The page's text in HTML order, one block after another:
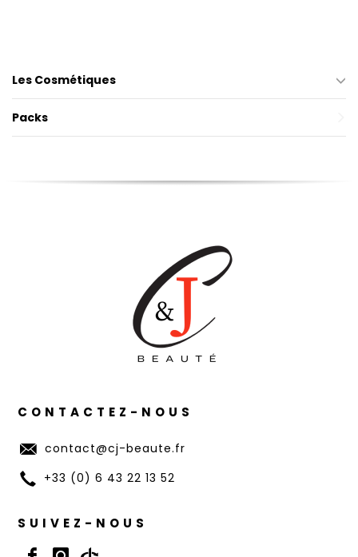
Les Cosmétiques
Packs
CONTACTEZ-NOUS
contact@cj-beaute.fr
+33 (0) 6 43 22 13 52
SUIVEZ-NOUS